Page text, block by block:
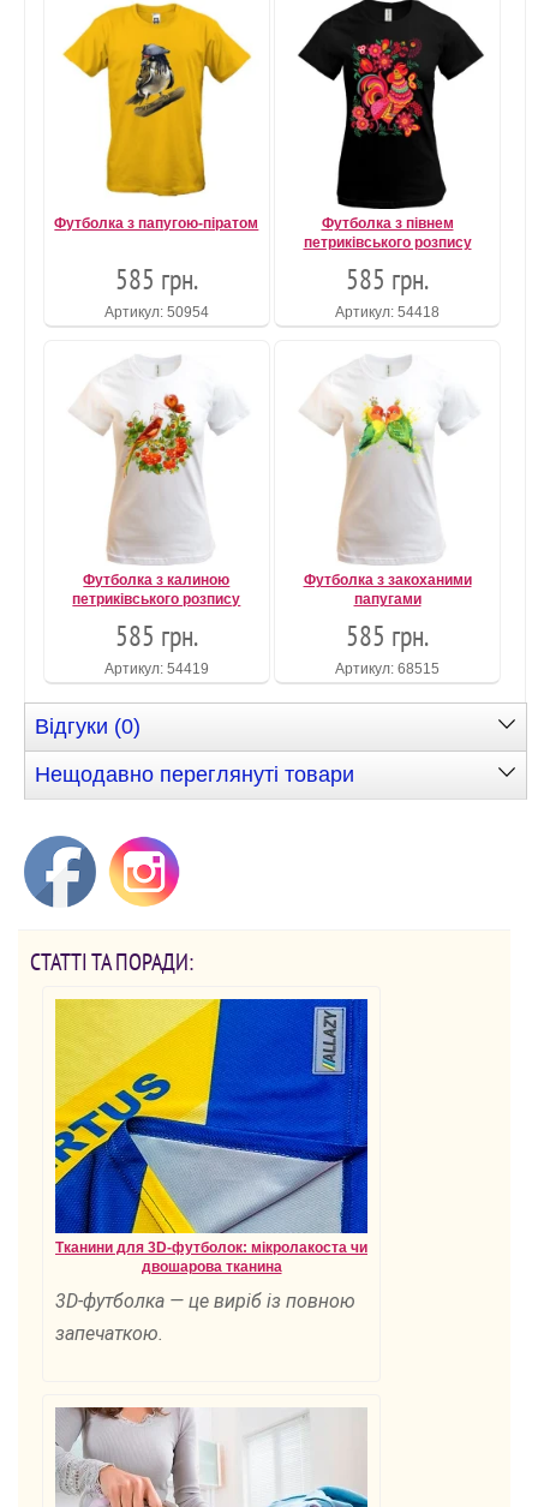
Футболка з папугою-піратом
585 грн.
Артикул: 50954
Футболка з півнем
петриківського розпису
585 грн.
Артикул: 54418
Футболка з калиною
петриківського розпису
585 грн.
Артикул: 54419
Футболка з закоханими
папугами
585 грн.
Артикул: 68515
Відгуки (0)
Нещодавно переглянуті товари
СТАТТІ ТА ПОРАДИ:
Тканини для 3D-футболок: мікролакоста чи
двошарова тканина
3D-футболка — це виріб із повною
запечаткою.